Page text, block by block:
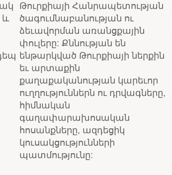
և
Թուրքիայի Հանրապետության
ծագումնաբանության ու
ձեւավորման առանցքային
փուլերը: Քննության են
ենթարկված Թուրքիայի ներքին
եւ արտաքին
քաղաքականության կարեւոր
ուղղություններն ու դրվագները,
հիմնական
գաղափարախոսական
հոսանքները, ազդեցիկ
կուսակցությունների
պատմությունը: